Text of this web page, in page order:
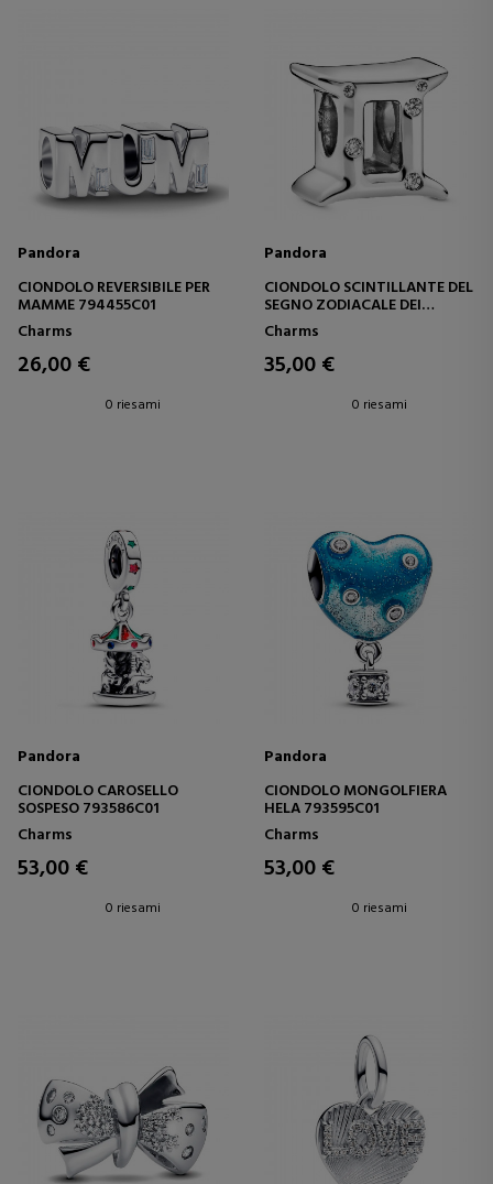
Pandora
CIONDOLO REVERSIBILE PER
MAMME 794455C01
Charms
26,00 €
0 riesami
Pandora
CIONDOLO SCINTILLANTE DEL
SEGNO ZODIACALE DEI
GEMELLI 798428C01
Charms
35,00 €
0 riesami
Pandora
CIONDOLO CAROSELLO
SOSPESO 793586C01
Charms
53,00 €
0 riesami
Pandora
CIONDOLO MONGOLFIERA
HELA 793595C01
Charms
53,00 €
0 riesami